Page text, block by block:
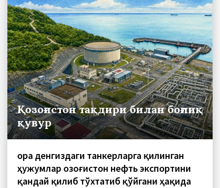
Қозоғистон тақдири билан боғлиқ
қувур
Қора денгиздаги танкерларга қилинган
ҳужумлар Қозоғистон нефть экспортини
қандай қилиб тўхтатиб қўйгани ҳақида